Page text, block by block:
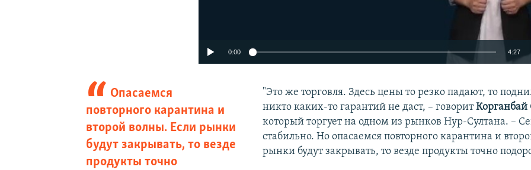
Auto 240p 360p 480p
0:00 4:27
Опасаемся
повторного карантина и
второй волны. Если рынки
будут закрывать, то везде
продукты точно
"Это же торговля. Здесь цены то резко падают, то
никто каких-то гарантий не даст, – говоритКорганбай
который торгует на одном из рынков Нур-Султана. –
стабильно. Но опасаемся повторного карантина и
рынки будут закрывать, то везде продукты точно